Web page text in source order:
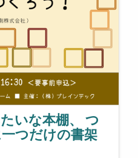
いな本棚、 つ
つだけの書架